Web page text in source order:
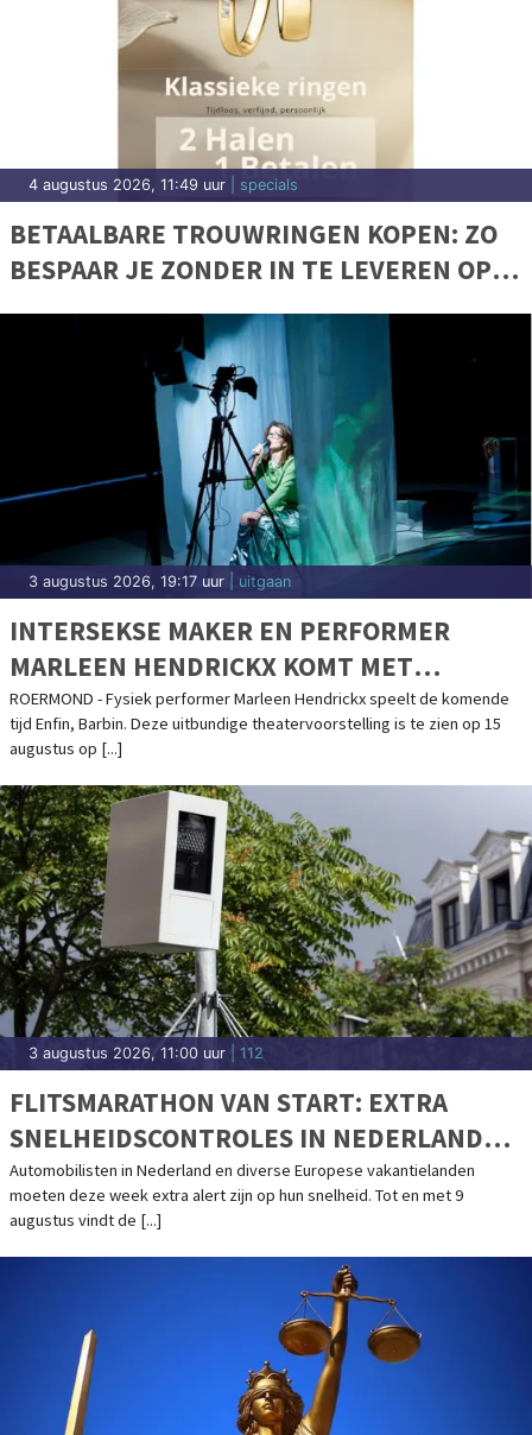
4 augustus 2026, 11:49 uur | specials
BETAALBARE TROUWRINGEN KOPEN: ZO
BESPAAR JE ZONDER IN TE LEVEREN OP
KWALITEIT
3 augustus 2026, 19:17 uur | uitgaan
INTERSEKSE MAKER EN PERFORMER
MARLEEN HENDRICKX KOMT MET
UITBUNDIG MUZIKAAL THEATERFEEST
OVER ‘ANDERS ZIJN’ NAAR LIMBURG
ROERMOND - Fysiek performer Marleen Hendrickx speelt de komende
tijd Enfin, Barbin. Deze uitbundige theatervoorstelling is te zien op 15
augustus op [...]
3 augustus 2026, 11:00 uur | 112
FLITSMARATHON VAN START: EXTRA
SNELHEIDSCONTROLES IN NEDERLAND
EN POPULAIRE VAKANTIELANDEN
Automobilisten in Nederland en diverse Europese vakantielanden
moeten deze week extra alert zijn op hun snelheid. Tot en met 9
augustus vindt de [...]